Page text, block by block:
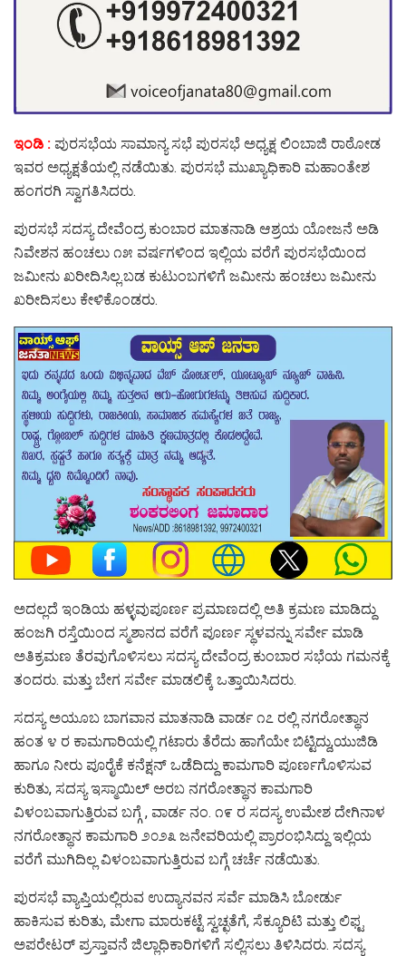
ಇಂಡಿ : ಪುರಸಭೆಯ ಸಾಮಾನ್ಯ ಸಭೆ ಪುರಸಭೆ ಅಧ್ಯಕ್ಷ ಲಿಂಬಾಜಿ ರಾಠೋಡ
ಇವರ ಅಧ್ಯಕ್ಷತೆಯಲ್ಲಿ ನಡೆಯಿತು. ಪುರಸಭೆ ಮುಖ್ಯಾಧಿಕಾರಿ ಮಹಾಂತೇಶ
ಹಂಗರಗಿ ಸ್ವಾಗತಿಸಿದರು.
ಪುರಸಭೆ ಸದಸ್ಯ ದೇವೆಂದ್ರ ಕುಂಬಾರ ಮಾತನಾಡಿ ಆಶ್ರಯ ಯೋಜನೆ ಅಡಿ
ನಿವೇಶನ ಹಂಚಲು ೧೫ ವರ್ಷಗಳಿಂದ ಇಲ್ಲಿಯ ವರೆಗೆ ಪುರಸಭೆಯಿಂದ
ಜಮೀನು ಖರೀದಿಸಿಲ್ಲ.ಬಡ ಕುಟುಂಬಗಳಿಗೆ ಜಮೀನು ಹಂಚಲು ಜಮೀನು
ಖರೀದಿಸಲು ಕೇಳಿಕೊಂಡರು.
ಅದಲ್ಲದೆ ಇಂಡಿಯ ಹಳ್ಳವುಪೂರ್ಣ ಪ್ರಮಾಣದಲ್ಲಿ ಅತಿ ಕ್ರಮಣ ಮಾಡಿದ್ದು
ಹಂಜಗಿ ರಸ್ತೆಯಿಂದ ಸ್ಮಶಾನದ ವರೆಗೆ ಪೂರ್ಣ ಸ್ಥಳವನ್ನು ಸರ್ವೇ ಮಾಡಿ
ಅತಿಕ್ರಮಣ ತೆರವುಗೊಳಿಸಲು ಸದಸ್ಯ ದೇವೆಂದ್ರ ಕುಂಬಾರ ಸಭೆಯ ಗಮನಕ್ಕೆ
ತಂದರು. ಮತ್ತು ಬೇಗ ಸರ್ವೇ ಮಾಡಲಿಕ್ಕೆ ಒತ್ತಾಯಿಸಿದರು.
ಸದಸ್ಯ ಅಯೂಬ ಬಾಗವಾನ ಮಾತನಾಡಿ ವಾರ್ಡ ೧೭ ರಲ್ಲಿ ನಗರೋತ್ಥಾನ
ಹಂತ ೪ ರ ಕಾಮಗಾರಿಯಲ್ಲಿ ಗಟಾರು ತೆರೆದು ಹಾಗೆಯೇ ಬಿಟ್ಟಿದ್ದು,ಯುಜಿಡಿ
ಹಾಗೂ ನೀರು ಪೂರೈಕೆ ಕನೆಕ್ಷನ್ ಒಡೆದಿದ್ದು ಕಾಮಗಾರಿ ಪೂರ್ಣಗೊಳಿಸುವ
ಕುರಿತು, ಸದಸ್ಯ ಇಸ್ಮಾಯಿಲ್ ಅರಬ ನಗರೋತ್ಥಾನ ಕಾಮಗಾರಿ
ವಿಳಂಬವಾಗುತ್ತಿರುವ ಬಗ್ಗೆ , ವಾರ್ಡ ನಂ. ೧೯ ರ ಸದಸ್ಯ ಉಮೇಶ ದೇಗಿನಾಳ
ನಗರೋತ್ಥಾನ ಕಾಮಗಾರಿ ೨೦೨೩ ಜನೇವರಿಯಲ್ಲಿ ಪ್ರಾರಂಭಿಸಿದ್ದು ಇಲ್ಲಿಯ
ವರೆಗೆ ಮುಗಿದಿಲ್ಲ ವಿಳಂಬವಾಗುತ್ತಿರುವ ಬಗ್ಗೆ ಚರ್ಚೆ ನಡೆಯಿತು.
ಪುರಸಭೆ ವ್ಯಾಪ್ತಿಯಲ್ಲಿರುವ ಉದ್ಯಾನವನ ಸರ್ವೆ ಮಾಡಿಸಿ ಬೋರ್ಡು
ಹಾಕಿಸುವ ಕುರಿತು, ಮೇಗಾ ಮಾರುಕಟ್ಟೆ ಸ್ವಚ್ಛತೆಗೆ, ಸೆಕ್ಯೂರಿಟಿ ಮತ್ತು ಲಿಫ್ಟ
ಅಪರೇಟರ್ ಪ್ರಸ್ತಾವನೆ ಜಿಲ್ಲಾಧಿಕಾರಿಗಳಿಗೆ ಸಲ್ಲಿಸಲು ತಿಳಿಸಿದರು. ಸದಸ್ಯ